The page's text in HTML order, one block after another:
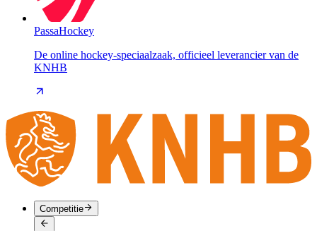
PassaHockey
De online hockey-speciaalzaak, officieel leverancier van de
KNHB
Competitie